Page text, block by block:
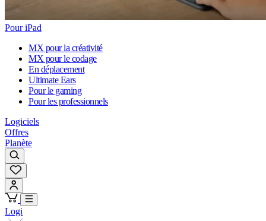
Pour iPad
MX pour la créativité
MX pour le codage
En déplacement
Ultimate Ears
Pour le gaming
Pour les professionnels
Logiciels
Offres
Planète
Logi